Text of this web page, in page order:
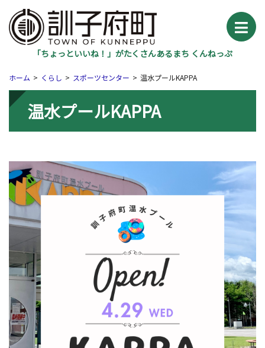
「ちょっといいね！」がたくさんあるまち くんねっぷ
ホーム くらし スポーツセンター 温水プールKAPPA
温水プールKAPPA